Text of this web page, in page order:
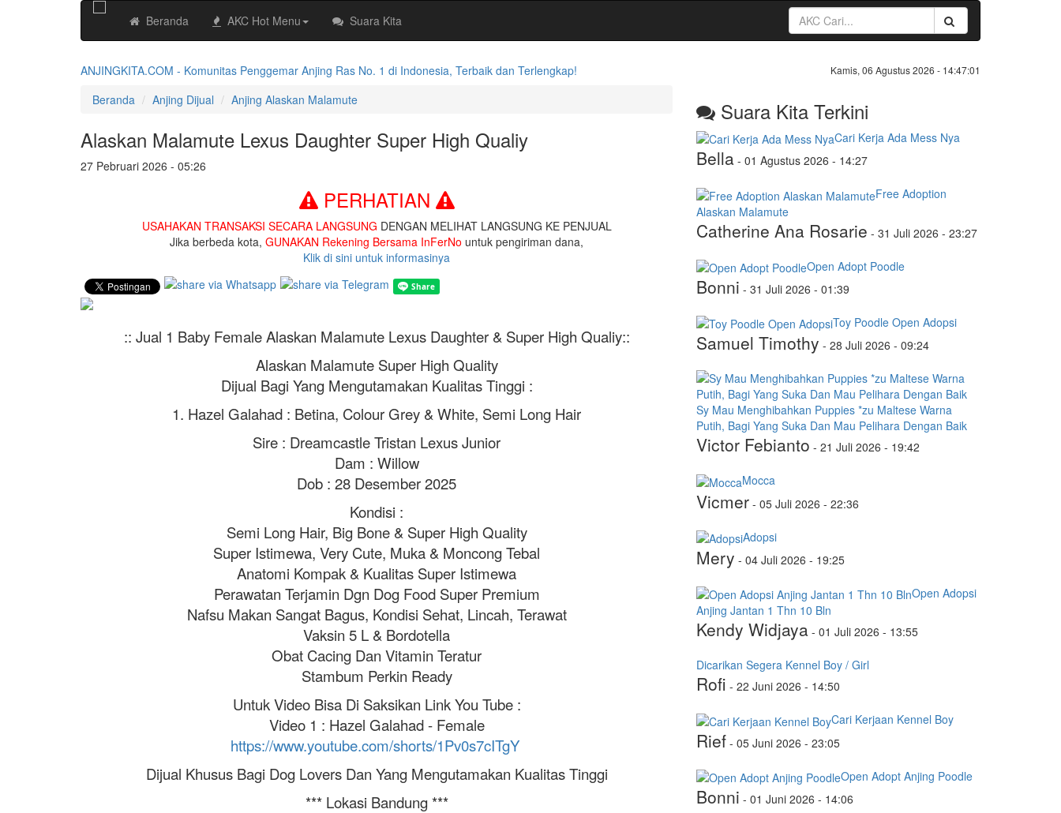
Beranda AKC Hot Menu Suara Kita
ANJINGKITA.COM - Komunitas Penggemar Anjing Ras No. 1 di Indonesia, Terbaik dan Terlengkap! Kamis, 06 Agustus 2026 - 14:47:01
Beranda Anjing Dijual Anjing Alaskan Malamute
Alaskan Malamute Lexus Daughter Super High Qualiy
27 Pebruari 2026 - 05:26
PERHATIAN
USAHAKAN TRANSAKSI SECARA LANGSUNG DENGAN MELIHAT LANGSUNG KE PENJUAL
Jika berbeda kota, GUNAKAN Rekening Bersama InFerNo untuk pengiriman dana,
Klik di sini untuk informasinya
:: Jual 1 Baby Female Alaskan Malamute Lexus Daughter & Super High Qualiy::
Alaskan Malamute Super High Quality
Dijual Bagi Yang Mengutamakan Kualitas Tinggi :
1. Hazel Galahad : Betina, Colour Grey & White, Semi Long Hair
Sire : Dreamcastle Tristan Lexus Junior
Dam : Willow
Dob : 28 Desember 2025
Kondisi :
Semi Long Hair, Big Bone & Super High Quality
Super Istimewa, Very Cute, Muka & Moncong Tebal
Anatomi Kompak & Kualitas Super Istimewa
Perawatan Terjamin Dgn Dog Food Super Premium
Nafsu Makan Sangat Bagus, Kondisi Sehat, Lincah, Terawat
Vaksin 5 L & Bordotella
Obat Cacing Dan Vitamin Teratur
Stambum Perkin Ready
Untuk Video Bisa Di Saksikan Link You Tube :
Video 1 : Hazel Galahad - Female
https://www.youtube.com/shorts/1Pv0s7cITgY
Dijual Khusus Bagi Dog Lovers Dan Yang Mengutamakan Kualitas Tinggi
*** Lokasi Bandung ***
Suara Kita Terkini
Cari Kerja Ada Mess Nya
Bella - 01 Agustus 2026 - 14:27
Free Adoption
Alaskan Malamute
Catherine Ana Rosarie - 31 Juli 2026 - 23:27
Open Adopt Poodle
Bonni - 31 Juli 2026 - 01:39
Toy Poodle Open Adopsi
Samuel Timothy - 28 Juli 2026 - 09:24
Sy Mau Menghibahkan Puppies *zu Maltese Warna
Putih, Bagi Yang Suka Dan Mau Pelihara Dengan Baik
Victor Febianto - 21 Juli 2026 - 19:42
Mocca
Vicmer - 05 Juli 2026 - 22:36
Adopsi
Mery - 04 Juli 2026 - 19:25
Open Adopsi
Anjing Jantan 1 Thn 10 Bln
Kendy Widjaya - 01 Juli 2026 - 13:55
Dicarikan Segera Kennel Boy / Girl
Rofi - 22 Juni 2026 - 14:50
Cari Kerjaan Kennel Boy
Rief - 05 Juni 2026 - 23:05
Open Adopt Anjing Poodle
Bonni - 01 Juni 2026 - 14:06